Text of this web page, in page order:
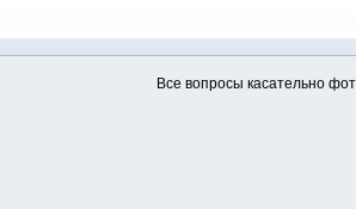
Все вопросы касательно